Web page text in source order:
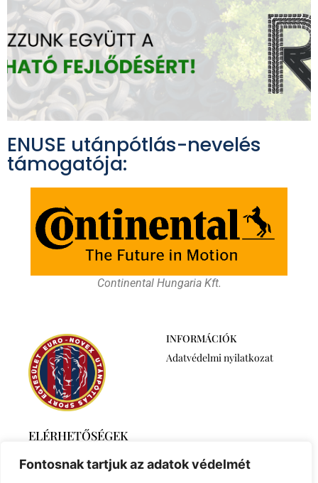
Fontosnak tartjuk az adatok védelmét
ENUSE utánpótlás-nevelés
támogatója:
Continental Hungaria Kft.
INFORMÁCIÓK
Adatvédelmi nyilatkozat
ELÉRHETŐSÉGEK
Ábrahámtelek 511/A